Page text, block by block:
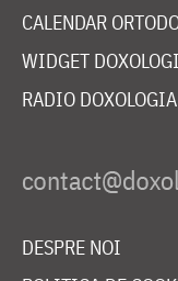
CALENDAR
WIDGET
RADIO DOXOLOGIA
DESPRE NOI